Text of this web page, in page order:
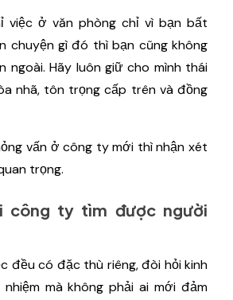
việc ở văn phòng chỉ vì bạn bất
chuyện gì đó thì bạn cũng không
ngoài. Hãy luôn giữ cho mình thái
nhã, tôn trọng cấp trên và đồng
vấn ở công ty mới thì nhận xét
trọng.
công ty tìm được người
đều có đặc thù riêng, đòi hỏi kinh
mà không phải ai mới đảm